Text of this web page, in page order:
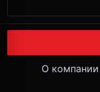
О компании